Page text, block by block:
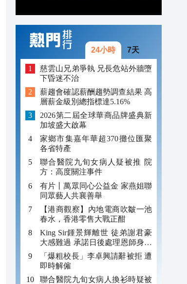
24小時 7天
慈雲山兄弟爭執 兄長危站外牆墮
下昏迷不治
薪趨會確認薪酬趨勢調查結果 高
層薪金級別總指標達5.16%
2026第二屆全球華商品牌盛典新
加坡盛大啟幕
家鄉市集嘉年華超370攤位匯聚
各省特產
聯合醫院九旬女病人疑被推 院
方：高度關注事件
有片丨萬眾同心公益金 家燕姐聯
同眾藝人共襄善舉
【港商觀察】內地電商吹皺一池
春水，香港零售大戰正酣
King Sir鍾景輝離世 徒弟謝君豪
大感難過 承諾日後處理恩師身後
事
「爆粗校長」李卓興請辭被拒 遭
即時解僱
聯合醫院九旬女病人換衫時疑被